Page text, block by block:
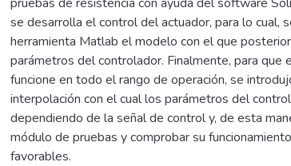
se desarrolla el control del actuador, para lo cual,
herramienta Matlab el modelo con el que
parámetros del controlador. Finalmente, para que
funcione en todo el rango de operación, se
interpolación con el cual los parámetros del
dependiendo de la señal de control y, de esta
módulo de pruebas y comprobar su
favorables.